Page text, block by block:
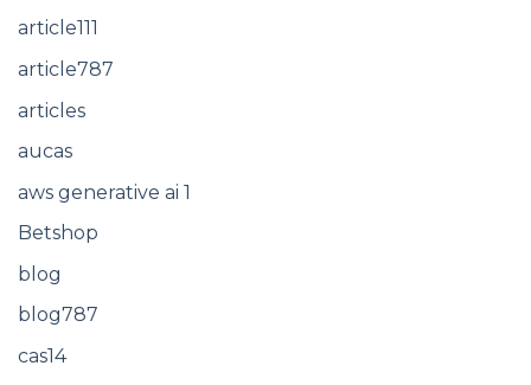
article111
article787
articles
aucas
aws generative ai 1
Betshop
blog
blog787
cas14